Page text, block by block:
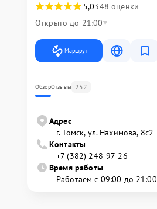
5,0348 оценки
Открыто до 21:00
Маршрут
ОбзорОтзывы 252
Адрес
г. Томск, ул. Нахимова, 8с2
Контакты
+7 (382) 248-97-26
Время работы
Работаем с 09:00 до 21:00